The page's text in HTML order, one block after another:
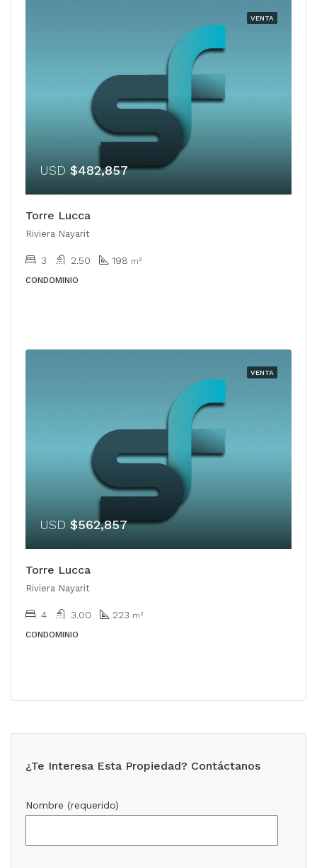
VENTA
USD $482,857
Torre Lucca
Riviera Nayarit
3 2.50 198 m²
CONDOMINIO
VENTA
USD $562,857
Torre Lucca
Riviera Nayarit
4 3.00 223 m²
CONDOMINIO
¿Te Interesa Esta Propiedad? Contáctanos
Nombre (requerido)